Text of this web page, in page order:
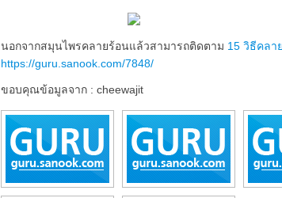
นอกจากสมุนไพรคลายร้อนแล้วสามารถติดตาม 15 วิธีคลา
https://guru.sanook.com/7848/
ขอบคุณข้อมูลจาก : cheewajit